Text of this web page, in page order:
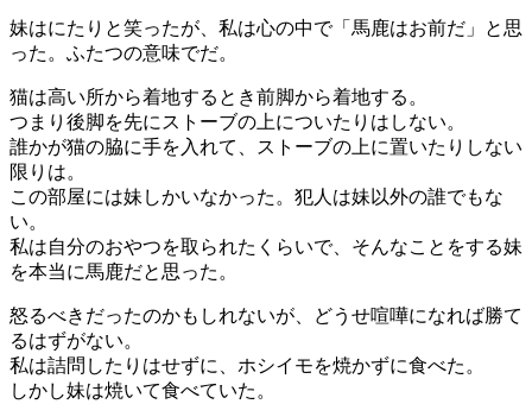
妹はにたりと笑ったが、私は心の中で「馬鹿はお前だ」と思
った。ふたつの意味でだ。
猫は高い所から着地するとき前脚から着地する。
つまり後脚を先にストーブの上についたりはしない。
誰かが猫の脇に手を入れて、ストーブの上に置いたりしない
限りは。
この部屋には妹しかいなかった。犯人は妹以外の誰でもな
い。
私は自分のおやつを取られたくらいで、そんなことをする妹
を本当に馬鹿だと思った。
怒るべきだったのかもしれないが、どうせ喧嘩になれば勝て
るはずがない。
私は詰問したりはせずに、ホシイモを焼かずに食べた。
しかし妹は焼いて食べていた。